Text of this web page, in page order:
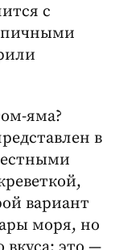
с
яма?
в
вариант
моря, но